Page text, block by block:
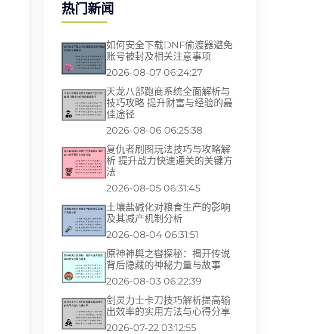
热门新闻
如何安全下载DNF偷渡器避免
账号被封及相关注意事项
2026-08-07 06:24:27
天龙八部跑商系统全面解析与
技巧攻略 提升财富与经验的最
佳途径
2026-08-06 06:25:38
复仇者刷图玩法技巧与攻略解
析 提升战力快速通关的关键方
法
2026-08-05 06:31:45
土壤盐碱化对粮食生产的影响
及其减产机制分析
2026-08-04 06:31:51
原神神舆之辔探秘：揭开传说
背后隐藏的神秘力量与故事
2026-08-03 06:22:39
剑灵力士卡刀技巧解析提高输
出效率的实用方法与心得分享
2026-07-22 03:12:55